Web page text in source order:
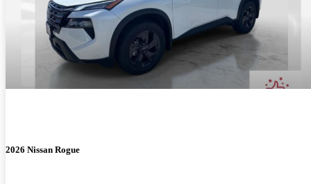
2026 Nissan Rogue